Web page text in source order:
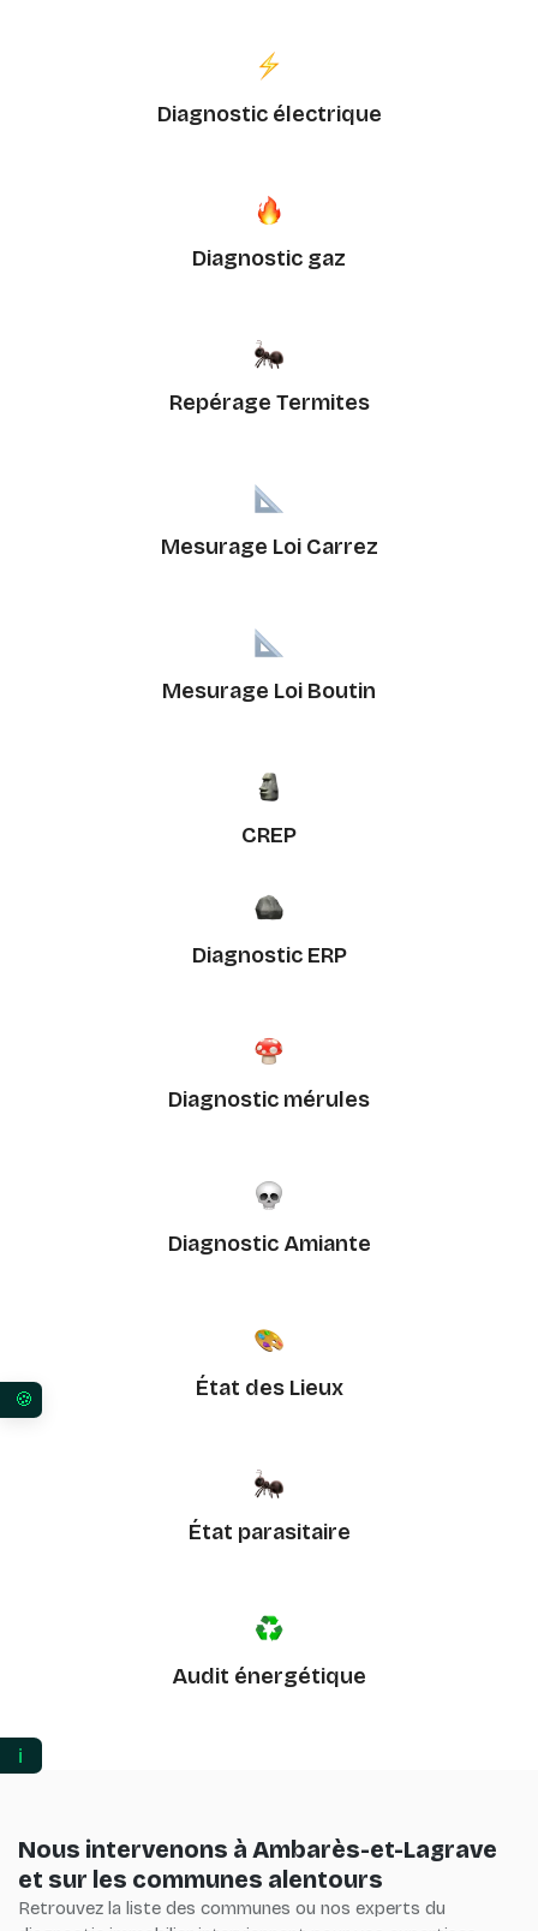
Diagnostic électrique
Diagnostic gaz
Repérage Termites
Mesurage Loi Carrez
Mesurage Loi Boutin
CREP
Diagnostic ERP
Diagnostic mérules
Diagnostic Amiante
État des Lieux
État parasitaire
Audit énergétique
Nous intervenons à Ambarès-et-Lagrave
et sur les communes alentours
Retrouvez la liste des communes ou nos experts du
ℹ️